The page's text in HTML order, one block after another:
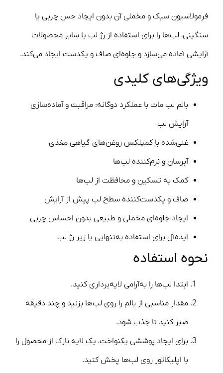
فرمولاسیون سبک و مخملی آن بدون ایجاد حس چربی یا
سنگینی، لب‌ها را برای استفاده از رژ لب یا سایر محصولات
آرایشی آماده می‌سازد و جلوه‌ای صاف و یکدست ایجاد می‌کند.
ویژگی‌های کلیدی
بالم لب مات با عملکرد دوگانه: مراقبت و آماده‌سازی
آرایش لب
غنی‌شده با کمپلکس روغن‌های گیاهی مغذی
آبرسان و نرم‌کننده لب‌ها
کمک به تسکین و محافظت از لب‌ها
صاف و یکدست‌کننده سطح لب پیش از آرایش
ایجاد جلوه‌ای مخملی و طبیعی بدون احساس چربی
ایده‌آل برای استفاده به‌تنهایی یا زیر رژ لب
نحوه استفاده
ابتدا لب‌ها را به‌آرامی لایه‌برداری کنید.
مقدار مناسبی از بالم را روی لب‌ها بزنید و چند دقیقه
صبر کنید تا جذب شود.
برای ایجاد پوششی یکنواخت، یک لایه نازک از محصول را
با اپلیکاتور روی لب‌ها پخش کنید.